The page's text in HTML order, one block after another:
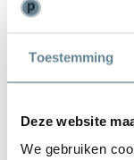
Toestemming
Deze website
We gebruiken
Weinig onderhoud
De plantenbak is
borstel of doek en